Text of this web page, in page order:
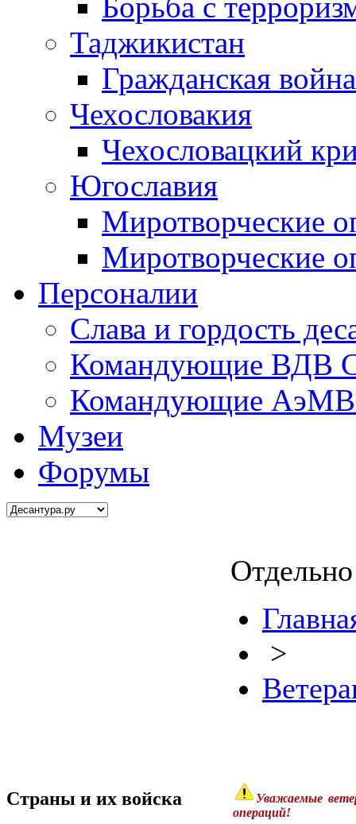
Таджикистан
Гражданская
Чехословакия
Чехословацкий
Югославия
Миротворческие
Миротворческие
Персоналии
Слава и гордость
Командующие ВДВ
Командующие АэМВ
Музеи
Форумы
Страны и их войска
>
Уважаемые
операций!